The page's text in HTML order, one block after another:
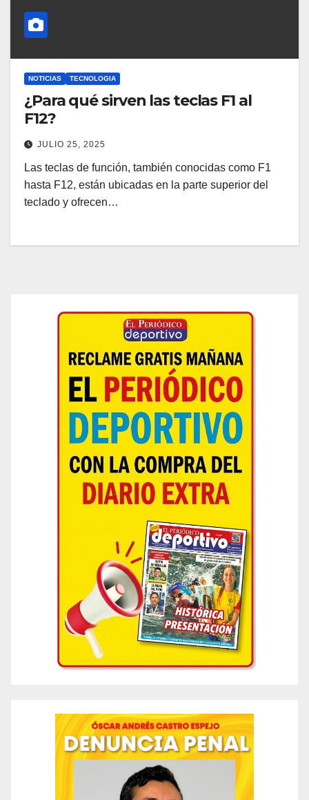
NOTICIAS TECNOLOGIA
¿Para qué sirven las teclas F1 al
F12?
JULIO 25, 2025
Las teclas de función, también conocidas como F1
hasta F12, están ubicadas en la parte superior del
teclado y ofrecen…